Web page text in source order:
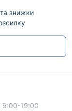
знижки
9:00-19:00